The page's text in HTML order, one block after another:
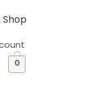
Shop
0